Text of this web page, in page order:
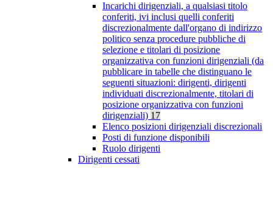
Incarichi dirigenziali, a qualsiasi titolo
conferiti, ivi inclusi quelli conferiti
discrezionalmente dall'organo di indirizzo
politico senza procedure pubbliche di
selezione e titolari di posizione
organizzativa con funzioni dirigenziali (da
pubblicare in tabelle che distinguano le
seguenti situazioni: dirigenti, dirigenti
individuati discrezionalmente, titolari di
posizione organizzativa con funzioni
dirigenziali) 17
Elenco posizioni dirigenziali discrezionali
Posti di funzione disponibili
Ruolo dirigenti
Dirigenti cessati